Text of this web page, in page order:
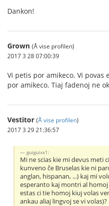
Dankon!
Grown (Å vise profilen)
2017 3 28 07:00:39
Vi petis por amikeco. Vi povas
por amikeco. Tiaj fadenoj ne
Vestitor (Å vise profilen)
2017 3 29 21:36:57
guiguixx1:
Mi ne scias kie mi devus meti
kunveno ĉe Bruselas kie ni
anglan, hispanan, ...) kaj mi
esperanto kaj montri al homoj
estas ci tie homoj kiuj volas
ankau aliaj lingvoj se vi volas)?